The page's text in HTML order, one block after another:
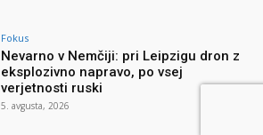
Fokus
Nevarno v Nemčiji: pri Leipzigu dron z
eksplozivno napravo, po vsej
verjetnosti ruski
5. avgusta, 2026